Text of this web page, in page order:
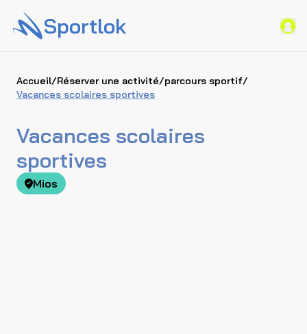
Sportlok
Accueil/Réserver une activité/parcours sportif/
Vacances scolaires sportives
Vacances scolaires
sportives
Mios